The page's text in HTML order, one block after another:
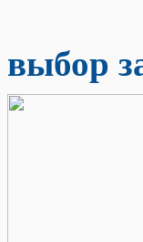
выбор